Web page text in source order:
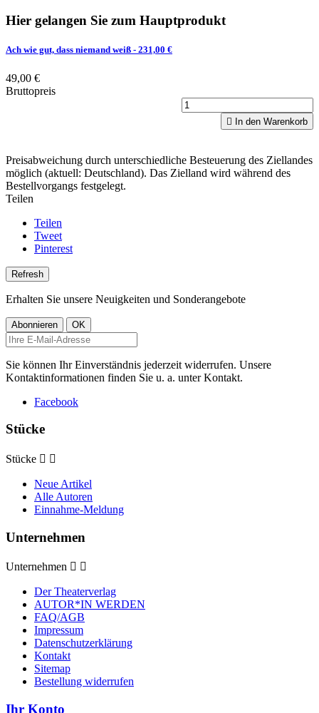
Hier gelangen Sie zum Hauptprodukt
Ach wie gut, dass niemand weiß - 231,00 €
49,00 €
Bruttopreis
 In den Warenkorb
Preisabweichung durch unterschiedliche Besteuerung des Ziellandes
möglich (aktuell: Deutschland). Das Zielland wird während des
Bestellvorgangs festgelegt.
Teilen
Teilen
Tweet
Pinterest
Erhalten Sie unsere Neuigkeiten und Sonderangebote
Sie können Ihr Einverständnis jederzeit widerrufen. Unsere
Kontaktinformationen finden Sie u. a. unter Kontakt.
Facebook
Stücke
Stücke  
Neue Artikel
Alle Autoren
Einnahme-Meldung
Unternehmen
Unternehmen  
Der Theaterverlag
AUTOR*IN WERDEN
FAQ/AGB
Impressum
Datenschutzerklärung
Kontakt
Sitemap
Bestellung widerrufen
Ihr Konto